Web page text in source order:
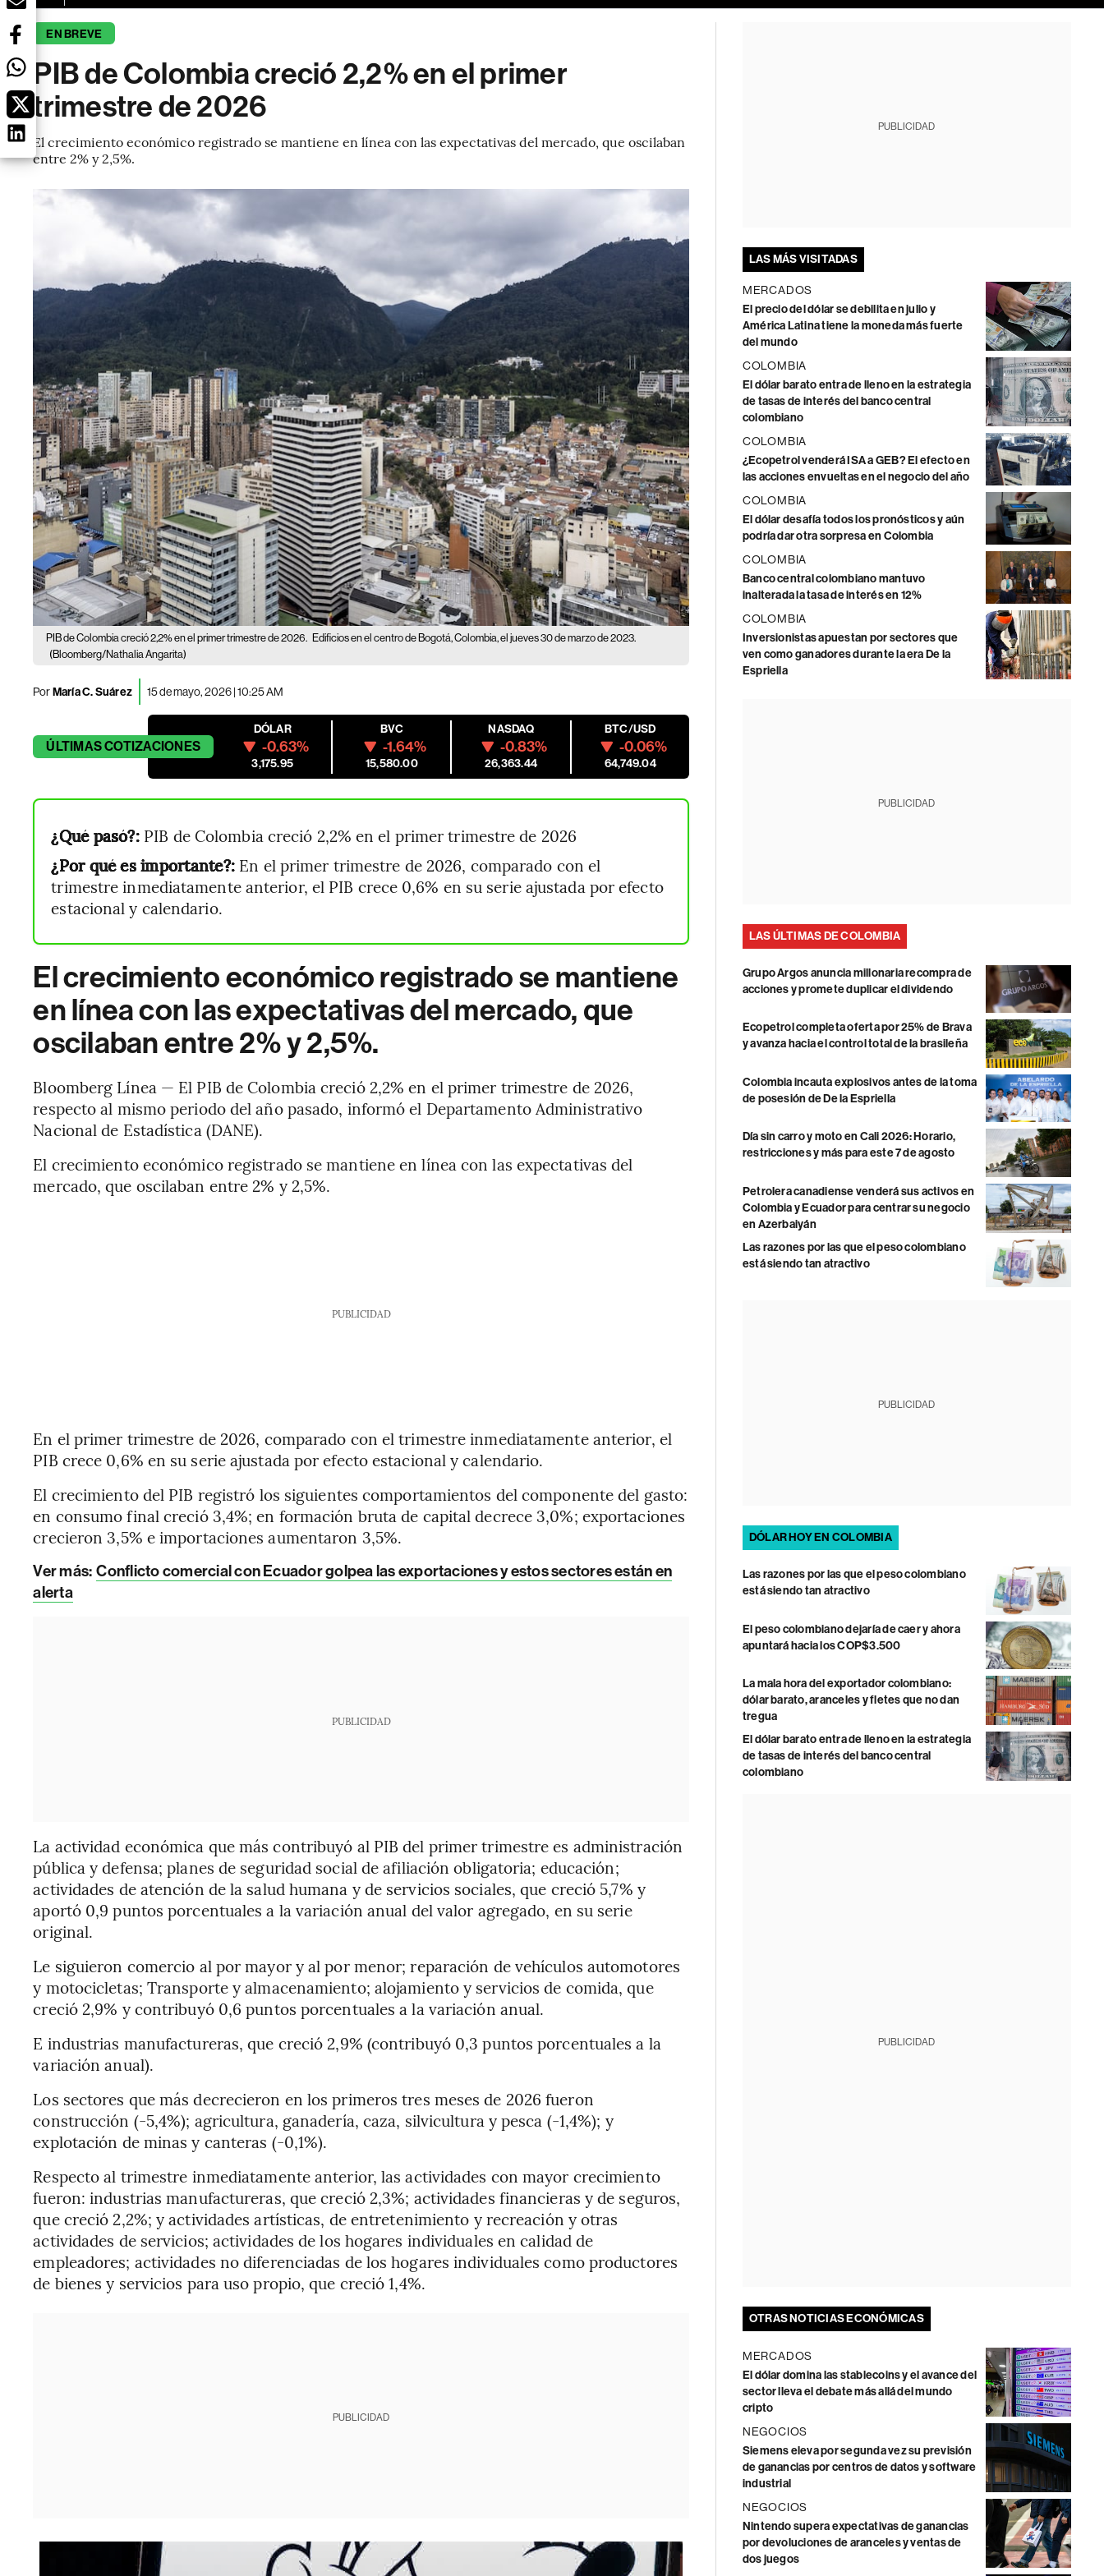
EN BREVE
PIB de Colombia creció 2,2% en el primer
trimestre de 2026
El crecimiento económico registrado se mantiene en línea con las expectativas del mercado, que oscilaban
entre 2% y 2,5%.
PIB de Colombia creció 2,2% en el primer trimestre de 2026. Edificios en el centro de Bogotá, Colombia, el jueves 30 de marzo de 2023.
(Bloomberg/Nathalia Angarita)
PorMaría C. Suárez 15 de mayo, 2026 | 10:25 AM
ÚLTIMASCOTIZACIONES
DÓLAR
-0.63%
3,175.95
BVC
-1.64%
15,580.00
NASDAQ
-0.83%
26,363.44
BTC/USD
-0.06%
64,749.04
¿Qué pasó?: PIB de Colombia creció 2,2% en el primer trimestre de 2026
¿Por qué es importante?: En el primer trimestre de 2026, comparado con el
trimestre inmediatamente anterior, el PIB crece 0,6% en su serie ajustada por efecto
estacional y calendario.
El crecimiento económico registrado se mantiene
en línea con las expectativas del mercado, que
oscilaban entre 2% y 2,5%.
Bloomberg Línea — El PIB de Colombia creció 2,2% en el primer trimestre de 2026,
respecto al mismo periodo del año pasado, informó el Departamento Administrativo
Nacional de Estadística (DANE).
El crecimiento económico registrado se mantiene en línea con las expectativas del
mercado, que oscilaban entre 2% y 2,5%.
PUBLICIDAD
En el primer trimestre de 2026, comparado con el trimestre inmediatamente anterior, el
PIB crece 0,6% en su serie ajustada por efecto estacional y calendario.
El crecimiento del PIB registró los siguientes comportamientos del componente del gasto:
en consumo final creció 3,4%; en formación bruta de capital decrece 3,0%; exportaciones
crecieron 3,5% e importaciones aumentaron 3,5%.
Ver más: Conflicto comercial con Ecuador golpea las exportaciones y estos sectores están en
alerta
PUBLICIDAD
La actividad económica que más contribuyó al PIB del primer trimestre es administración
pública y defensa; planes de seguridad social de afiliación obligatoria; educación;
actividades de atención de la salud humana y de servicios sociales, que creció 5,7% y
aportó 0,9 puntos porcentuales a la variación anual del valor agregado, en su serie
original.
Le siguieron comercio al por mayor y al por menor; reparación de vehículos automotores
y motocicletas; Transporte y almacenamiento; alojamiento y servicios de comida, que
creció 2,9% y contribuyó 0,6 puntos porcentuales a la variación anual.
E industrias manufactureras, que creció 2,9% (contribuyó 0,3 puntos porcentuales a la
variación anual).
Los sectores que más decrecieron en los primeros tres meses de 2026 fueron
construcción (-5,4%); agricultura, ganadería, caza, silvicultura y pesca (-1,4%); y
explotación de minas y canteras (-0,1%).
Respecto al trimestre inmediatamente anterior, las actividades con mayor crecimiento
fueron: industrias manufactureras, que creció 2,3%; actividades financieras y de seguros,
que creció 2,2%; y actividades artísticas, de entretenimiento y recreación y otras
actividades de servicios; actividades de los hogares individuales en calidad de
empleadores; actividades no diferenciadas de los hogares individuales como productores
de bienes y servicios para uso propio, que creció 1,4%.
PUBLICIDAD
PUBLICIDAD
LAS MÁS VISITADAS
MERCADOS
El precio del dólar se debilita en julio y
América Latina tiene la moneda más fuerte
del mundo
COLOMBIA
El dólar barato entra de lleno en la estrategia
de tasas de interés del banco central
colombiano
COLOMBIA
¿Ecopetrol venderá ISA a GEB? El efecto en
las acciones envueltas en el negocio del año
COLOMBIA
El dólar desafía todos los pronósticos y aún
podría dar otra sorpresa en Colombia
COLOMBIA
Banco central colombiano mantuvo
inalterada la tasa de interés en 12%
COLOMBIA
Inversionistas apuestan por sectores que
ven como ganadores durante la era De la
Espriella
PUBLICIDAD
LAS ÚLTIMAS DE COLOMBIA
Grupo Argos anuncia millonaria recompra de
acciones y promete duplicar el dividendo
Ecopetrol completa oferta por 25% de Brava
y avanza hacia el control total de la brasileña
Colombia incauta explosivos antes de la toma
de posesión de De la Espriella
Día sin carro y moto en Cali 2026: Horario,
restricciones y más para este 7 de agosto
Petrolera canadiense venderá sus activos en
Colombia y Ecuador para centrar su negocio
en Azerbaiyán
Las razones por las que el peso colombiano
está siendo tan atractivo
PUBLICIDAD
DÓLAR HOY EN COLOMBIA
Las razones por las que el peso colombiano
está siendo tan atractivo
El peso colombiano dejaría de caer y ahora
apuntará hacia los COP$3.500
La mala hora del exportador colombiano:
dólar barato, aranceles y fletes que no dan
tregua
El dólar barato entra de lleno en la estrategia
de tasas de interés del banco central
colombiano
PUBLICIDAD
OTRAS NOTICIAS ECONÓMICAS
MERCADOS
El dólar domina las stablecoins y el avance del
sector lleva el debate más allá del mundo
cripto
NEGOCIOS
Siemens eleva por segunda vez su previsión
de ganancias por centros de datos y software
industrial
NEGOCIOS
Nintendo supera expectativas de ganancias
por devoluciones de aranceles y ventas de
dos juegos